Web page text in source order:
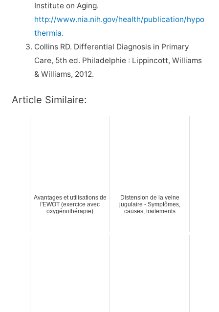
Institute on Aging.
http://www.nia.nih.gov/health/publication/hypo
thermia.
Collins RD. Differential Diagnosis in Primary
Care, 5th ed. Philadelphie : Lippincott, Williams
& Williams, 2012.
Article Similaire:
Avantages et utilisations de
l'EWOT (exercice avec
oxygénothérapie)
Distension de la veine
jugulaire - Symptômes,
causes, traitements